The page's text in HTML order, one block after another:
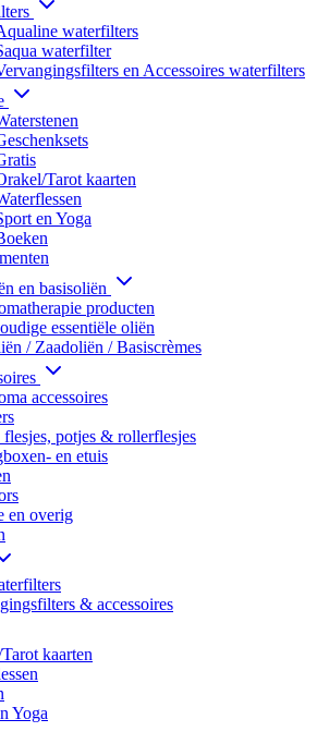
waterfilters
waterfilter
en Accessoires waterfilters
Tarot kaarten
en Yoga
en basisoliën
producten
essentiële oliën
/ Zaadoliën / Basiscrèmes
accessoires
flesjes, potjes & rollerflesjes
en etuis
en overig
& accessoires
kaarten
Yoga